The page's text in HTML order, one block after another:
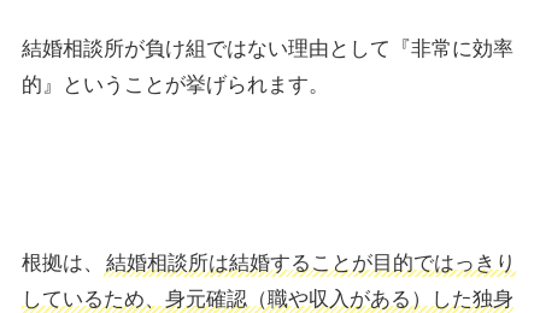
結婚相談所が負け組ではない理由として『非常に効率
的』ということが挙げられます。
根拠は、 結婚相談所は結婚することが目的ではっきり
しているため、身元確認（職や収入がある）した独身